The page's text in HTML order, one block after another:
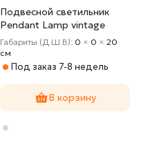
Подвесной светильник
Pendant Lamp vintage
Banker Bowler Hat
ESPRESSO II
Габариты (Д Ш В): 0 × 0 × 20
cм
Под заказ 7-8 недель
В корзину